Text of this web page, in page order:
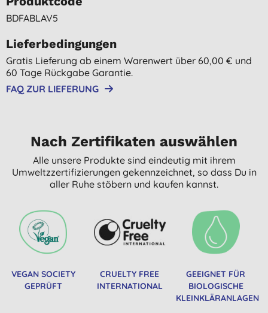
BDFABLAV5
Lieferbedingungen
Gratis Lieferung ab einem Warenwert über 60,00 € und
60 Tage Rückgabe Garantie.
FAQ ZUR LIEFERUNG
Nach Zertifikaten auswählen
Alle unsere Produkte sind eindeutig mit ihrem
Umweltzzertifizierungen gekennzeichnet, so dass Du in
aller Ruhe stöbern und kaufen kannst.
VEGAN SOCIETY
GEPRÜFT
CRUELTY FREE
INTERNATIONAL
GEEIGNET FÜR
BIOLOGISCHE
KLEINKLÄRANLAGEN